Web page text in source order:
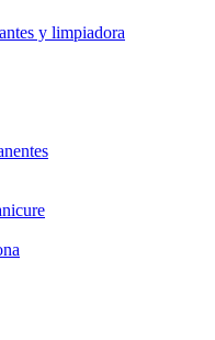
y limpiadora